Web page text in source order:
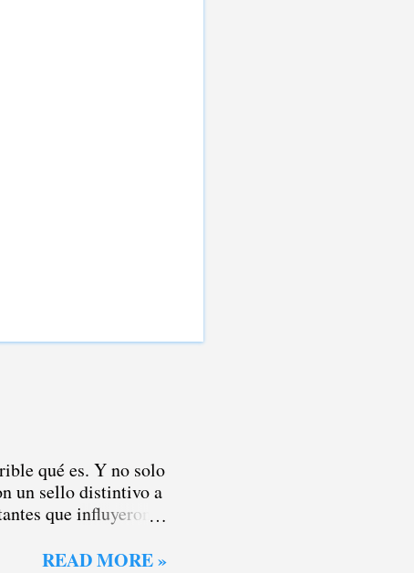
qué es. Y no solo
un sello distintivo a
que influyeron
con la vida de uno de
READ MORE »